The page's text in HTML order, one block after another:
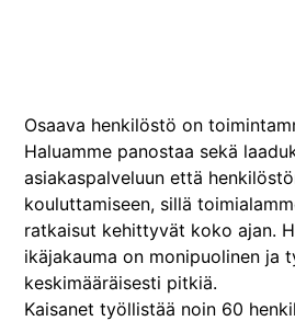
Osaava henkilöstö on
Haluamme panostaa sekä
asiakaspalveluun että
kouluttamiseen, sillä
ratkaisut kehittyvät koko ajan.
ikäjakauma on monipuolinen ja
keskimääräisesti pitkiä.
Kaisanet työllistää noin 60